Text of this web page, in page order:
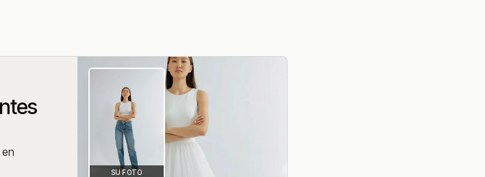
SU FOTO